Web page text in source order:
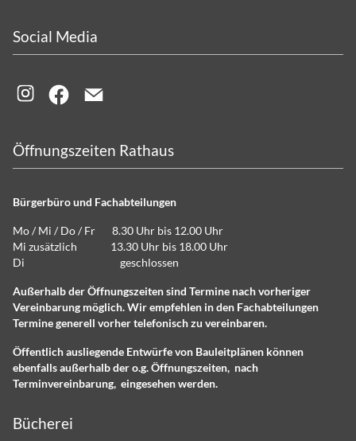
Social Media
Öffnungszeiten Rathaus
Bürgerbüro und Fachabteilungen
Mo / Mi / Do / Fr 8.30 Uhr bis 12.00 Uhr
Mi zusätzlich 13.30 Uhr bis 18.00 Uhr
Di geschlossen
Außerhalb der Öffnungszeiten sind Termine nach vorheriger
Vereinbarung möglich. Wir empfehlen in den Fachabteilungen
Termine generell vorher telefonisch zu vereinbaren.
Öffentlich ausliegende Entwürfe von Bauleitplänen können
ebenfalls außerhalb der o.g. Öffnungszeiten, nach
Terminvereinbarung, eingesehen werden.
Bücherei